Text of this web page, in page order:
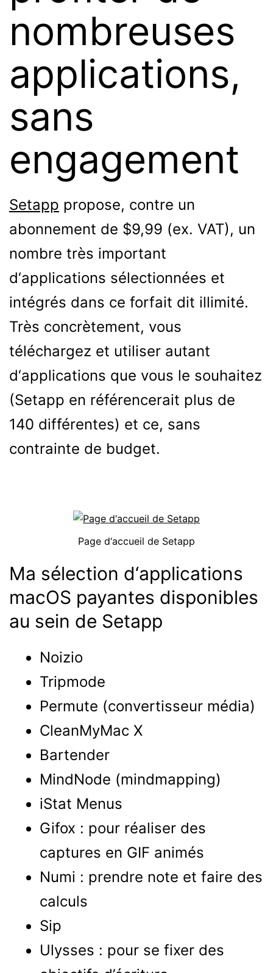
nombreuses
applications,
sans
engagement
Setapp propose, contre un
abonnement de $9,99 (ex. VAT), un
nombre très important
d‘applications sélectionnées et
intégrés dans ce forfait dit illimité.
Très concrètement, vous
téléchargez et utiliser autant
d‘applications que vous le souhaitez
(Setapp en référencerait plus de
140 différentes) et ce, sans
contrainte de budget.
Page d‘accueil de Setapp
Ma sélection d‘applications
macOS payantes disponibles
au sein de Setapp
Noizio
Tripmode
Permute (convertisseur média)
CleanMyMac X
Bartender
MindNode (mindmapping)
iStat Menus
Gifox : pour réaliser des
captures en GIF animés
Numi : prendre note et faire des
calculs
Sip
Ulysses : pour se fixer des